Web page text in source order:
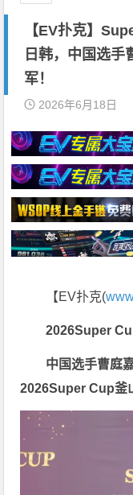
【EV扑克】
日韩，中国选手
军！
2026年6月18日
【EV扑克(
2026Super
中国选手曹庭
2026Super Cup釜